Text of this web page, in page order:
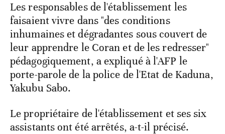
Les responsables de l'établissement les
faisaient vivre dans "des conditions
inhumaines et dégradantes sous couvert de
leur apprendre le Coran et de les redresser"
pédagogiquement, a expliqué à l'AFP le
porte-parole de la police de l'Etat de Kaduna,
Yakubu Sabo.
Le propriétaire de l'établissement et ses six
assistants ont été arrêtés, a-t-il précisé.